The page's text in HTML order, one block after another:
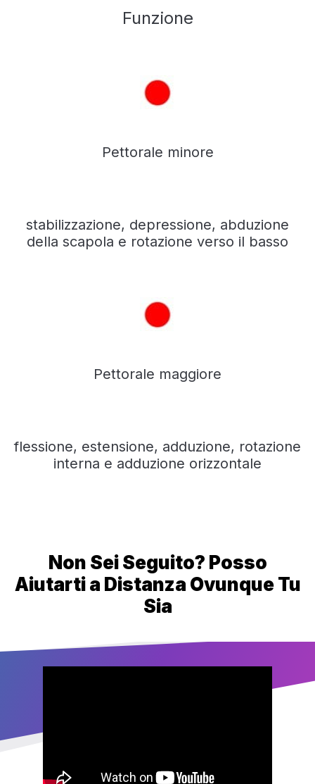
Funzione
Pettorale minore
stabilizzazione, depressione, abduzione
della scapola e rotazione verso il basso
Pettorale maggiore
flessione, estensione, adduzione, rotazione
interna e adduzione orizzontale
Non Sei Seguito? Posso
Aiutarti a Distanza Ovunque Tu
Sia